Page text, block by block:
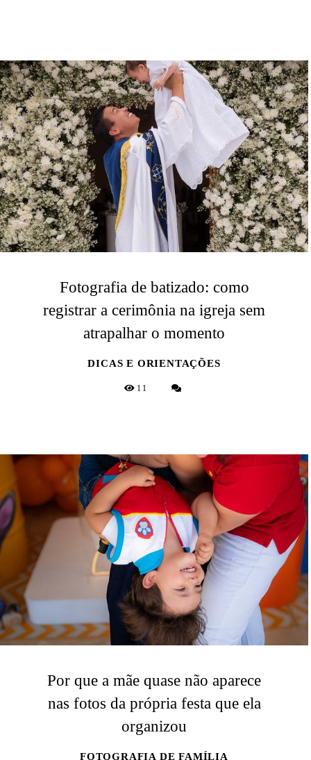
Fotografia de batizado: como
registrar a cerimônia na igreja sem
atrapalhar o momento
DICAS E ORIENTAÇÕES
11
Por que a mãe quase não aparece
nas fotos da própria festa que ela
organizou
FOTOGRAFIA DE FAMÍLIA